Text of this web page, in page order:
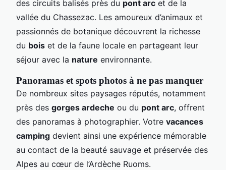
des circuits balisés près du pont arc et de la
vallée du Chassezac. Les amoureux d’animaux et
passionnés de botanique découvrent la richesse
du bois et de la faune locale en partageant leur
séjour avec la nature environnante.
Panoramas et spots photos à ne pas manquer
De nombreux sites paysages réputés, notamment
près des gorges ardeche ou du pont arc, offrent
des panoramas à photographier. Votre vacances
camping devient ainsi une expérience mémorable
au contact de la beauté sauvage et préservée des
Alpes au cœur de l’Ardèche Ruoms.